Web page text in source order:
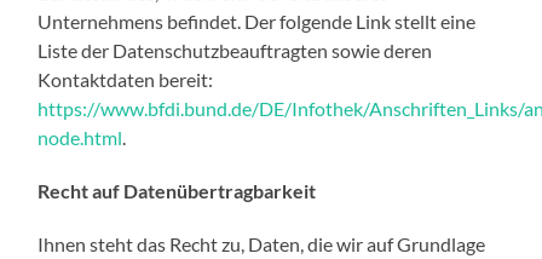
Unternehmens befindet. Der folgende Link stellt eine
Liste der Datenschutzbeauftragten sowie deren
Kontaktdaten bereit:
https://www.bfdi.bund.de/DE/Infothek/Anschriften_Links/
node.html
Recht auf Datenübertragbarkeit
Ihnen steht das Recht zu, Daten, die wir auf Grundlage